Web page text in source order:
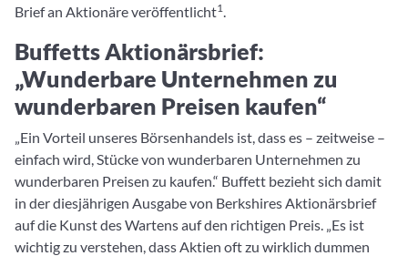
Brief an Aktionäre veröffentlicht1.
Buffetts Aktionärsbrief:
„Wunderbare Unternehmen zu
wunderbaren Preisen kaufen“
„Ein Vorteil unseres Börsenhandels ist, dass es – zeitweise –
einfach wird, Stücke von wunderbaren Unternehmen zu
wunderbaren Preisen zu kaufen.“ Buffett bezieht sich damit
in der diesjährigen Ausgabe von Berkshires Aktionärsbrief
auf die Kunst des Wartens auf den richtigen Preis. „Es ist
wichtig zu verstehen, dass Aktien oft zu wirklich dummen